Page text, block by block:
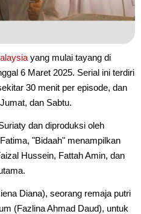
yang mulai tayang di
6 Maret 2025. Serial ini terdiri
30 menit per episode, dan
dan Sabtu.
dan diproduksi oleh
"Bidaah" menampilkan
Hussein, Fattah Amin, dan
Diana), seorang remaja putri
(Fazlina Ahmad Daud), untuk